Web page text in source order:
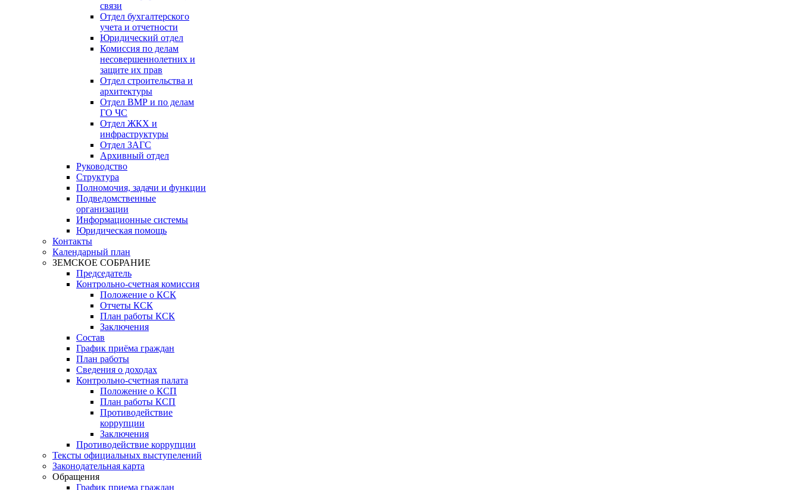
связи
Отдел бухгалтерского
учета и отчетности
Юридический отдел
Комиссия по делам
несовершеннолетних и
защите их прав
Отдел строительства и
архитектуры
Отдел ВМР и по делам
ГО ЧС
Отдел ЖКХ и
инфраструктуры
Отдел ЗАГС
Архивный отдел
Руководство
Структура
Полномочия, задачи и функции
Подведомственные
организации
Информационные системы
Юридическая помощь
Контакты
Календарный план
ЗЕМСКОЕ СОБРАНИЕ
Председатель
Контрольно-счетная комиссия
Положение о КСК
Отчеты КСК
План работы КСК
Заключения
Состав
График приёма граждан
План работы
Сведения о доходах
Контрольно-счетная палата
Положение о КСП
План работы КСП
Противодействие
коррупции
Заключения
Противодействие коррупции
Тексты официальных выступелений
Законодательная карта
Обращения
График приема граждан